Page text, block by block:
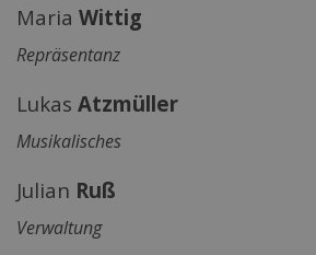
Maria Wittig
Repräsentanz
Lukas Atzmüller
Musikalisches
Julian Ruß
Verwaltung